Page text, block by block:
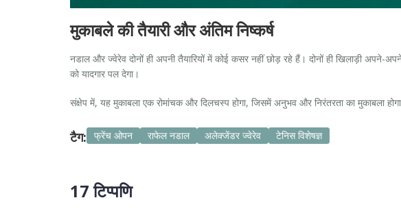
मुकाबले की तैयारी और अंतिम निष्कर्ष
नडाल और ज्वेरेव दोनों ही अपनी तैयारियों में कोई कसर नहीं छोड़ रहे हैं। दोनों ही खिलाड़ी
को यादगार पल देगा।
संक्षेप में, यह मुकाबला एक रोमांचक और दिलचस्प होगा, जिसमें अनुभव और निरंतरता का मुकाबला
टैग: फ्रेंच ओपन राफेल नडाल अलेक्जेंडर ज्वेरेव टेनिस विशेषज्ञ
17 टिप्पणि